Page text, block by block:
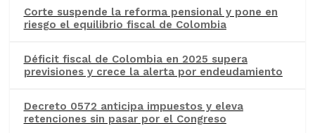
Corte suspende la reforma pensional y pone en
riesgo el equilibrio fiscal de Colombia
Déficit fiscal de Colombia en 2025 supera
previsiones y crece la alerta por endeudamiento
Decreto 0572 anticipa impuestos y eleva
retenciones sin pasar por el Congreso